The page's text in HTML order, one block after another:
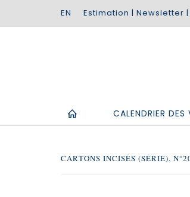
Estimation | Newsletter |
CALENDRIER DES
CARTONS INCISÉS (SÉRIE),